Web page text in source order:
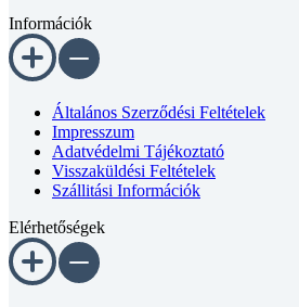
Információk
Általános Szerződési Feltételek
Impresszum
Adatvédelmi Tájékoztató
Visszaküldési Feltételek
Szállitási Információk
Elérhetőségek